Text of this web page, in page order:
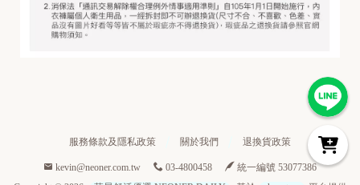
服務條款及隱私政策 關於我們 退換貨政策
kevin@neoner.com.tw 03-4800458
統一編號 53077386